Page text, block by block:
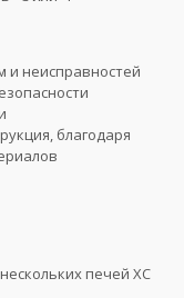
и неисправностей
благодаря
печей XC